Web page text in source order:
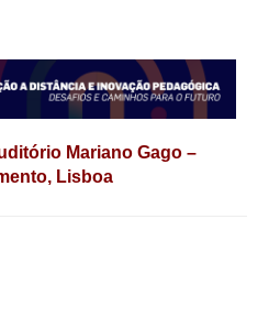
Mariano Gago –
Lisboa